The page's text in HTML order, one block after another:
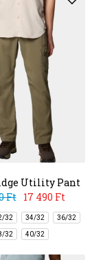
Utility Pant
Ft
17 490 Ft
32 34/32 36/32
32 40/32